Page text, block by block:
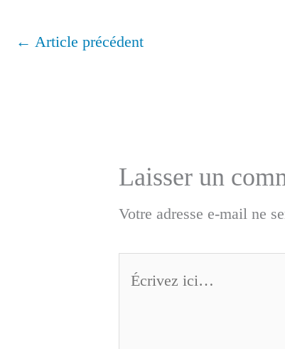
← Article précédent
Laisser un
Votre adresse e-mail ne